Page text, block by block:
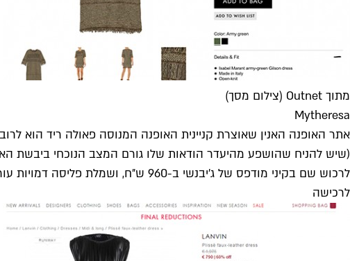
מתוך Outnet (צילום מסך)
Mytheresa
אתר האופנה האנין שאוצרת קניינית האופנה המנוסה פאולה ריד הוא
(שיש להניח שהושפע מהיעדר הודאות שלו גורם המצב הנוכחי ביבשת
לרכוש שם בקיני מודפס של ג׳יבנשי ב-960 ש״ח, ושמלת פליסה דמויות עור של לנוון ב-3,200 ש״ח במקום ביותר מעשרת אלפים שקלים(!) שהייתם נדרשים אליהם לפני כמה חודשים.
לרכישה